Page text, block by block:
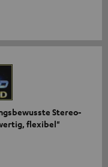
Stereo-
flexibel"